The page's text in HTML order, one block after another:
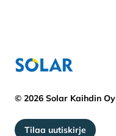
© 2026 Solar Kaihdin Oy
Tilaa uutiskirje